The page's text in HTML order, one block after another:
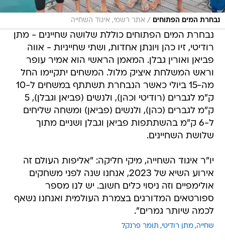
נבחרת המים הפתוחים / אתר רשמי, איגוד השחייה
נבחרת המים הפתוחים כוללת שלושה שחיינים - מתן
רודיטי, זיו כהן ויונתן אחדות, ושתי שחייניות - אווה
פביאן ואורין גבלן. המאמן הראשי הוא אמיר עופר
וראש המשלחת איציק מלול. המשחים יתקיימו החל
מה-15 ביולי כאשר הנבחרת תשתתף במשחים ל-10
ק"מ לגברים (רודיטי וכהן), ולנשים (פביאן וגבלן), 5
ק"מ לגברים (כהן), ולנשים (פביאן) ומשחה שליחים
ל-6 ק"מ בהשתתפות פביאן וגבלן ושניים מתוך
שלושת השחיינים.
יו"ר איגוד השחייה, מיקי חליקה: "אליפות העולם זה
אירוע השיא של 2023, אנחנו שנה לפני משחקים
אולימפיים וזה ניסוי כלים חשוב. יש לנו מספר
ספורטאים המדורגים בצמרת העולמית ואנחנו נשאף
לכמה שיותר גמרים".
שחייה מתן רודיטי תומר פרנקל